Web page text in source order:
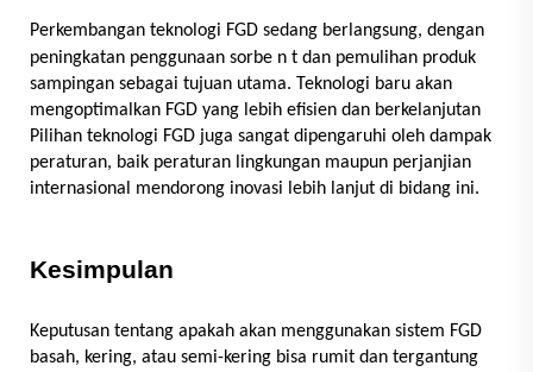
Perkembangan teknologi FGD sedang berlangsung, dengan
peningkatan penggunaan sorbe n t dan pemulihan produk
sampingan sebagai tujuan utama. Teknologi baru akan
mengoptimalkan FGD yang lebih efisien dan berkelanjutan
Pilihan teknologi FGD juga sangat dipengaruhi oleh dampak
peraturan, baik peraturan lingkungan maupun perjanjian
internasional mendorong inovasi lebih lanjut di bidang ini.
Kesimpulan
Keputusan tentang apakah akan menggunakan sistem FGD
basah, kering, atau semi-kering bisa rumit dan tergantung